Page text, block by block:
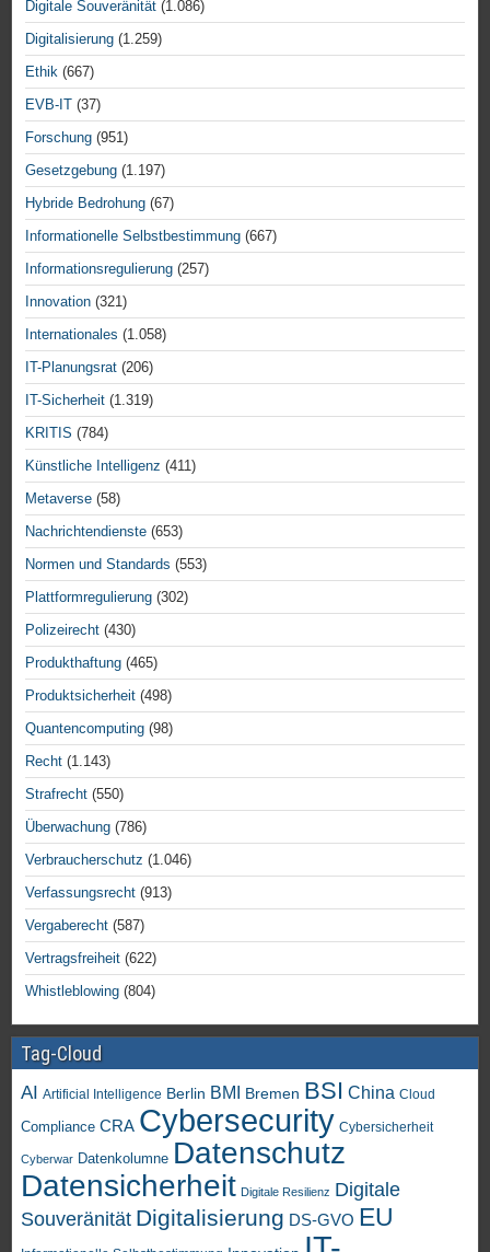
Digitale Souveränität (1.086)
Digitalisierung (1.259)
Ethik (667)
EVB-IT (37)
Forschung (951)
Gesetzgebung (1.197)
Hybride Bedrohung (67)
Informationelle Selbstbestimmung (667)
Informationsregulierung (257)
Innovation (321)
Internationales (1.058)
IT-Planungsrat (206)
IT-Sicherheit (1.319)
KRITIS (784)
Künstliche Intelligenz (411)
Metaverse (58)
Nachrichtendienste (653)
Normen und Standards (553)
Plattformregulierung (302)
Polizeirecht (430)
Produkthaftung (465)
Produktsicherheit (498)
Quantencomputing (98)
Recht (1.143)
Strafrecht (550)
Überwachung (786)
Verbraucherschutz (1.046)
Verfassungsrecht (913)
Vergaberecht (587)
Vertragsfreiheit (622)
Whistleblowing (804)
Tag-Cloud
AI Artificial Intelligence Berlin BMI Bremen BSI China Cloud
Compliance CRA Cybersecurity Cybersicherheit
Cyberwar Datenkolumne Datenschutz
Datensicherheit Digitale Resilienz Digitale
Souveränität Digitalisierung DS-GVO EU